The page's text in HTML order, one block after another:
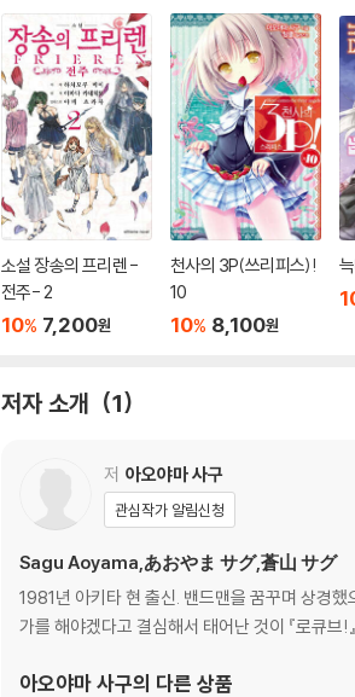
소설 장송의 프리렌 -
전주- 2
10% 7,200원
천사의 3P(쓰리피스)!
10
10% 8,100원
저자 소개 1
저 아오야마 사구
관심작가 알림신청
Sagu Aoyama,あおやま サグ,蒼山 サグ
1981년 아키타 현 출신. 밴드맨을 꿈꾸며 상경
가를 해야겠다고 결심해서 태어난 것이 『로큐브!
아오야마 사구의 다른 상품